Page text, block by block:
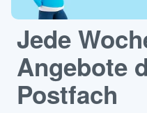
Jede
Angebote
Postfach